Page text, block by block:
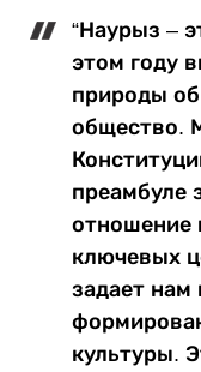
“Наурыз –
этом году
природы
общество.
преамбуле
отношение
ключевых
задает
культуры.